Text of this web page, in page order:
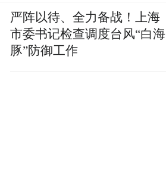
严阵以待、全力备战！上海
市委书记检查调度台风“白海
豚”防御工作